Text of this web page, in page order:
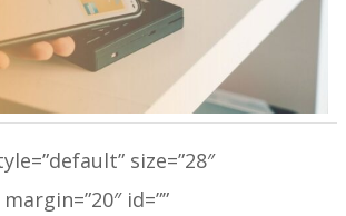
size=”28″
id=””